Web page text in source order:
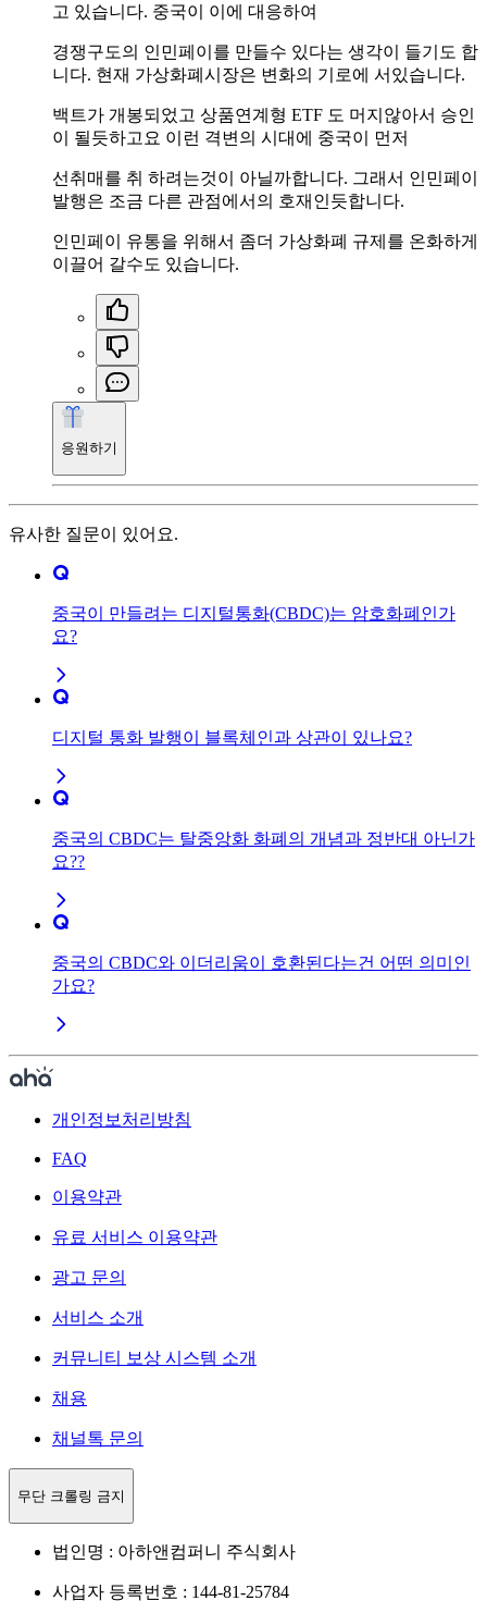
고 있습니다. 중국이 이에 대응하여
경쟁구도의 인민페이를 만들수 있다는 생각이 들기도 합
니다. 현재 가상화폐시장은 변화의 기로에 서있습니다.
백트가 개봉되었고 상품연계형 ETF 도 머지않아서 승인
이 될듯하고요 이런 격변의 시대에 중국이 먼저
선취매를 취 하려는것이 아닐까합니다. 그래서 인민페이
발행은 조금 다른 관점에서의 호재인듯합니다.
인민페이 유통을 위해서 좀더 가상화폐 규제를 온화하게
이끌어 갈수도 있습니다.
응원하기
유사한 질문이 있어요.
중국이 만들려는 디지털통화(CBDC)는 암호화폐인가
요?
디지털 통화 발행이 블록체인과 상관이 있나요?
중국의 CBDC는 탈중앙화 화폐의 개념과 정반대 아닌가
요??
중국의 CBDC와 이더리움이 호환된다는건 어떤 의미인
가요?
개인정보처리방침
FAQ
이용약관
유료 서비스 이용약관
광고 문의
서비스 소개
커뮤니티 보상 시스템 소개
채용
채널톡 문의
무단 크롤링 금지
법인명 : 아하앤컴퍼니 주식회사
사업자 등록번호 : 144-81-25784